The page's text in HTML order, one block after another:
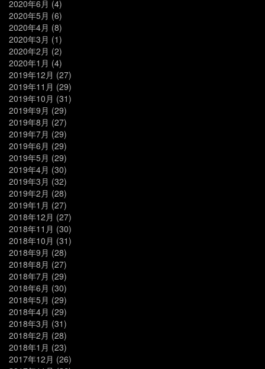
2020年6月 (4)
2020年5月 (6)
2020年4月 (8)
2020年3月 (1)
2020年2月 (2)
2020年1月 (4)
2019年12月 (27)
2019年11月 (29)
2019年10月 (31)
2019年9月 (29)
2019年8月 (27)
2019年7月 (29)
2019年6月 (29)
2019年5月 (29)
2019年4月 (30)
2019年3月 (32)
2019年2月 (28)
2019年1月 (27)
2018年12月 (27)
2018年11月 (30)
2018年10月 (31)
2018年9月 (28)
2018年8月 (27)
2018年7月 (29)
2018年6月 (30)
2018年5月 (29)
2018年4月 (29)
2018年3月 (31)
2018年2月 (28)
2018年1月 (23)
2017年12月 (26)